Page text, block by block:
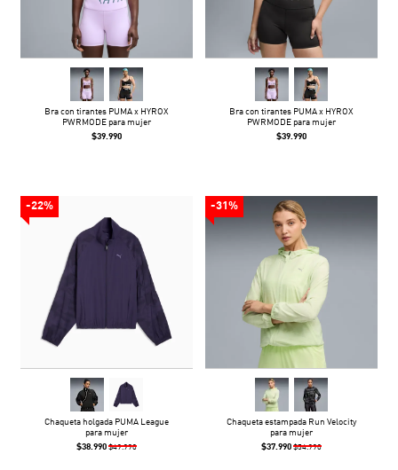
Bra con tirantes PUMA x HYROX
PWRMODE para mujer
$39.990
Bra con tirantes PUMA x HYROX
PWRMODE para mujer
$39.990
-22%
Chaqueta holgada PUMA League
para mujer
$38.990 $49.990
-31%
Chaqueta estampada Run Velocity
para mujer
$37.990 $54.990